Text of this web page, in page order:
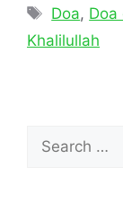
Tags
Doa, Doa
Khalilullah
Search
for: